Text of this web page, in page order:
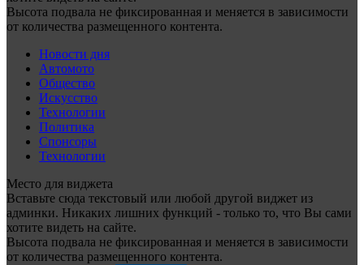
Высота подвала не фиксированная и меняется в зависимости
от количества размещенного контента.
Новости дня
Автомото
Общество
Искусство
Технологии
Политика
Спонсоры
Технологии
Место для виджета
Вставьте сюда текстовый или любой другой виджет из
админки. Никаких лишних функций - только то, что Вы сами
хотите видеть на сайте.
Высота подвала не фиксированная и меняется в зависимости
от количества размещенного контента.